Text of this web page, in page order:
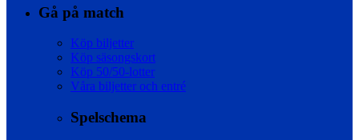
Gå på match
Köp biljetter
Köp säsongskort
Köp 50/50-lotter
Våra biljetter och entré
Spelschema